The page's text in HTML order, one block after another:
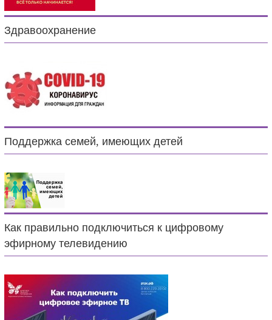
Здравоохранение
Поддержка семей, имеющих детей
Как правильно подключиться к цифровому
эфирному телевидению